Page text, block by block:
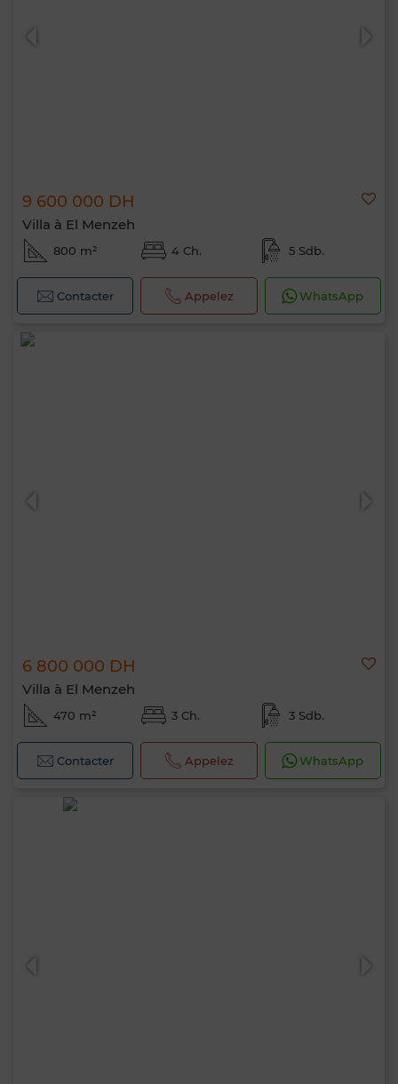
9 600 000 DH
Villa à El Menzeh
800 m² 4 Ch. 5 Sdb.
Contacter Appelez WhatsApp
6 800 000 DH
Villa à El Menzeh
470 m² 3 Ch. 3 Sdb.
Contacter Appelez WhatsApp